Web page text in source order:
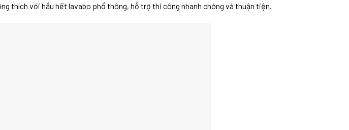
thích với hầu hết lavabo phổ thông, hỗ trợ thi công nhanh chóng và thuận tiện.